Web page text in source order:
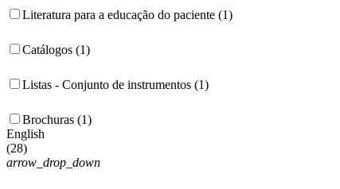
Literatura para a educação do paciente (1)
Catálogos (1)
Listas - Conjunto de instrumentos (1)
Brochuras (1)
English
(28)
arrow_drop_down